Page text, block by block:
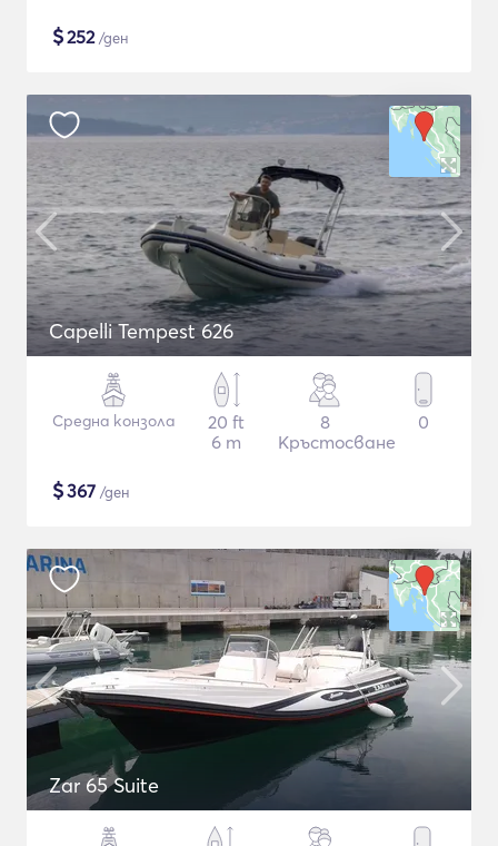
$252/ден
Capelli Tempest 626
Средна конзола
20 ft
6 m
8
Кръстосване
0
$367 /ден
Zar 65 Suite